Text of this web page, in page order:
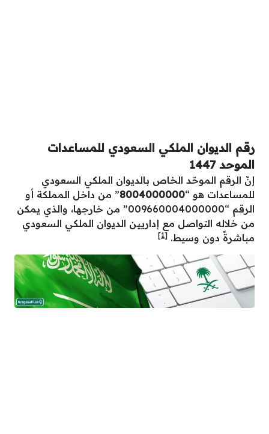
رقم الديوان الملكي السعودي للمساعدات
الموحد 1447
إنّ الرقم الموحّد الخاص بالديوان الملكي السعودي
للمساعدات هو “8004000000” من داخل المملكة أو
الرقم “009660004000000” من خارجها، والذي يمكن
من خلاله التواصل مع إداريين الديوان الملكي السعودي
مباشرةً دون وسيط. [1]